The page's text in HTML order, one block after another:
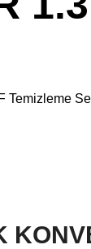
Temizleme